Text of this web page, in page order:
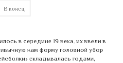
В конец
в середине 19 века, их ввели в
нам форму головной убор
складывалась годами,